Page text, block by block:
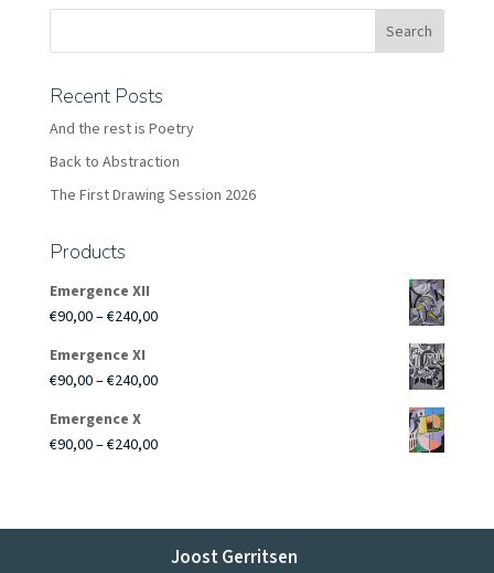
Recent Posts
And the rest is Poetry
Back to Abstraction
The First Drawing Session 2026
Products
Emergence XII
€90,00–€240,00Price
through
Emergence XI
€90,00–€240,00Price
through
Emergence X
€90,00–€240,00Price
€240,00
Joost Gerritsen